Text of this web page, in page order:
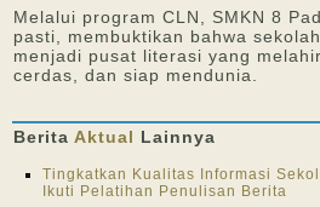
Melalui program CLN, SMKN 8
pasti, membuktikan bahwa
menjadi pusat literasi yang
cerdas, dan siap mendunia.
Berita Aktual Lainnya
Tingkatkan Kualitas Informasi
Ikuti Pelatihan Penulisan Berita